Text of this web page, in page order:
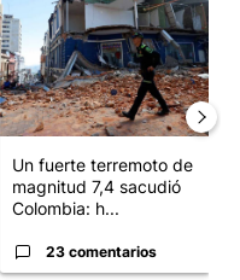
Un fuerte terremoto de
magnitud 7,4 sacudió
Colombia: h...
23 comentarios